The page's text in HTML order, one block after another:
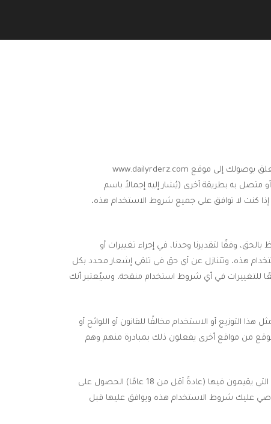
فيما يتعلق بوصولك إلى موقع www.dailyrderz.com
به بطريقة أخرى (يُشار إليه إجمالاً باسم
كنت لا توافق على جميع شروط الاستخدام هذه،
وفقًا لتقديرنا وحدنا، في إجراء تغييرات أو
هذه، وتتنازل عن أي حق في تلقي إشعار محدد بكل
للتغييرات في أي شروط استخدام منقحة، وسيُعتبر أنك
أو الاستخدام مخالفًا للقانون أو اللوائح أو
من مواقع أخرى يفعلون ذلك بمبادرة منهم وهم
هذا الموقع مخصص للمستخدمين الذين تبلغ أعمارهم 13 عامًا على الأقل. يجب على جميع المستخدمين القاصرين في الولاية القضائية التي يقيمون فيها (عادةً أقل من 18 عامًا) الحصول على
عليك شروط الاستخدام هذه ويوافق عليها قبل